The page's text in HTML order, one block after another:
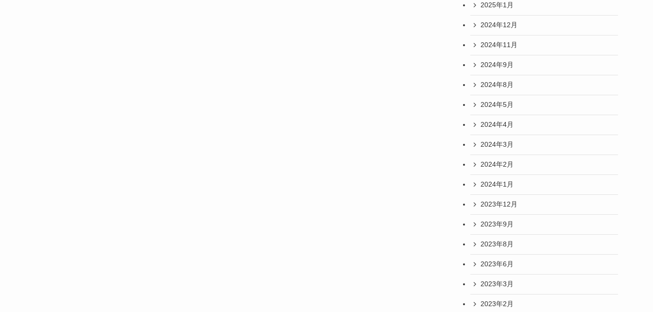
2025年1月
2024年12月
2024年11月
2024年9月
2024年8月
2024年5月
2024年4月
2024年3月
2024年2月
2024年1月
2023年12月
2023年9月
2023年8月
2023年6月
2023年3月
2023年2月